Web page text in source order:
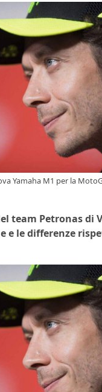
Yamaha M1 per la
team Petronas di
e le differenze